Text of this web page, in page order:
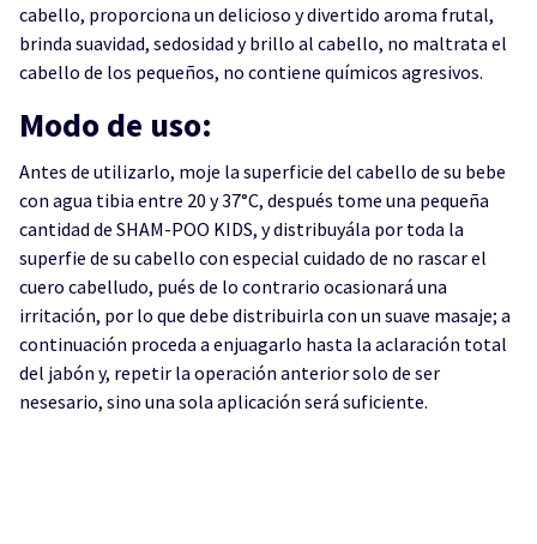
cabello, proporciona un delicioso y divertido aroma frutal,
brinda suavidad, sedosidad y brillo al cabello, no maltrata el
cabello de los pequeños, no contiene químicos agresivos.
Modo de uso:
Antes de utilizarlo, moje la superficie del cabello de su bebe
con agua tibia entre 20 y 37°C, después tome una pequeña
cantidad de SHAM-POO KIDS, y distribuyála por toda la
superfie de su cabello con especial cuidado de no rascar el
cuero cabelludo, pués de lo contrario ocasionará una
irritación, por lo que debe distribuirla con un suave masaje; a
continuación proceda a enjuagarlo hasta la aclaración total
del jabón y, repetir la operación anterior solo de ser
nesesario, sino una sola aplicación será suficiente.